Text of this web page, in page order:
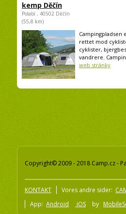
kemp Děčín
Polabí , 40502 Děčín
(55,8 km)
rettet mod
cyklister,
vandrere.
web stránky
Copyright© 2009 - 2018 Camp.cz -
KONTAKT Vores andre sider:
App: Android iOS by